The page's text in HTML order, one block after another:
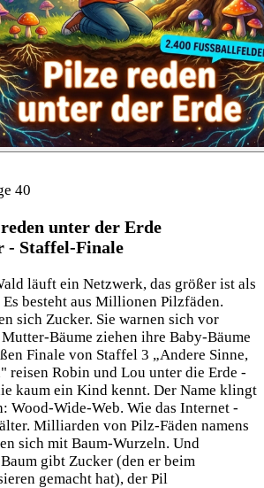
40
unter der Erde
- Staffel-Finale
läuft ein Netzwerk, das größer ist als
besteht aus Millionen Pilzfäden.
sich Zucker. Sie warnen sich vor
Bäume ziehen ihre Baby-Bäume
Finale von Staffel 3 „Andere Sinne,
reisen Robin und Lou unter die Erde -
kaum ein Kind kennt. Der Name klingt
Wood-Wide-Web. Wie das Internet -
Milliarden von Pilz-Fäden namens
sich mit Baum-Wurzeln. Und
gibt Zucker (den er beim
gemacht hat), der Pil